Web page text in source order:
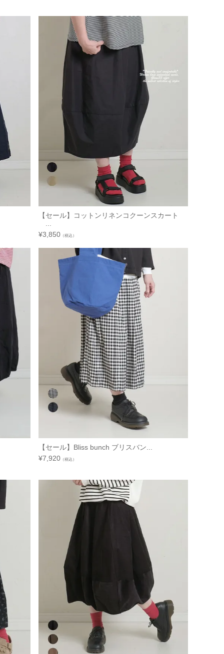
【セール】コットンリネンコクーンスカート
...
¥3,850 （税込）
【セール】Bliss bunch ブリスバン...
¥7,920 （税込）